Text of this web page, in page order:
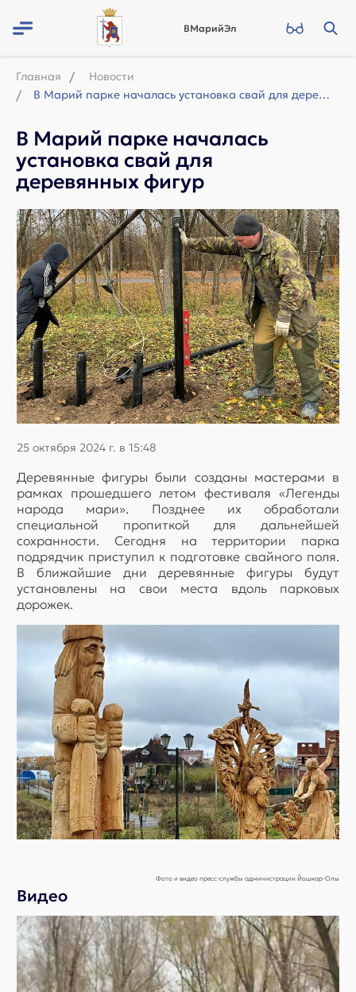
ВМарийЭл
Главная
Новости
В Марий парке началась установка свай для деревянных фигур
В Марий парке началась
установка свай для
деревянных фигур
25 октября 2024 г. в 15:48
Деревянные фигуры были созданы мастерами в
рамках прошедшего летом фестиваля «Легенды
народа мари». Позднее их обработали
специальной пропиткой для дальнейшей
сохранности. Сегодня на территории парка
подрядчик приступил к подготовке свайного поля.
В ближайшие дни деревянные фигуры будут
установлены на свои места вдоль парковых
дорожек.
Фото и видео пресс-службы администрации Йошкар-Олы
Видео